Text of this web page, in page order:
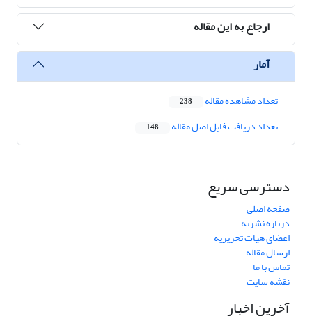
ارجاع به این مقاله
آمار
تعداد مشاهده مقاله 238
تعداد دریافت فایل اصل مقاله 148
دسترسی سریع
صفحه اصلی
درباره نشریه
اعضای هیات تحریریه
ارسال مقاله
تماس با ما
نقشه سایت
آخرین اخبار